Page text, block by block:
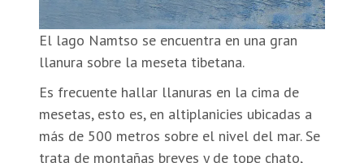
El lago Namtso se encuentra en una gran
llanura sobre la meseta tibetana.
Es frecuente hallar llanuras en la cima de
mesetas, esto es, en altiplanicies ubicadas a
más de 500 metros sobre el nivel del mar. Se
trata de montañas breves y de tope chato,